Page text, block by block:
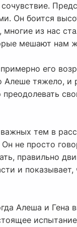
Он боится
из нас
мешают нам
его
Алеше тяжело,
тем в
не просто
правильно
и показывает,
Алеша и Гена